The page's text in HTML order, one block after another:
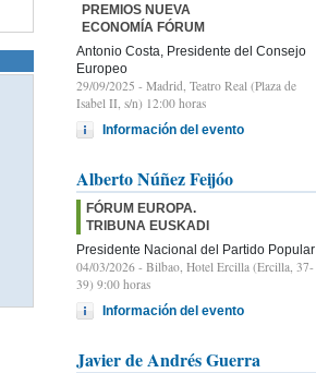
PREMIOS NUEVA
ECONOMÍA FÓRUM
Antonio Costa, Presidente del Consejo
Europeo
29/09/2025 - Madrid, Teatro Real (Plaza de
Isabel II, s/n) 12:00 horas
Información del evento
Alberto Núñez Feijóo
FÓRUM EUROPA.
TRIBUNA EUSKADI
Presidente Nacional del Partido Popular
04/03/2026 - Bilbao, Hotel Ercilla (Ercilla, 37-
39) 9:00 horas
Información del evento
Javier de Andrés Guerra